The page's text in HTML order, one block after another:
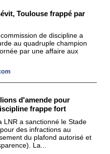
Toulouse frappé par
de discipline a
au quadruple champion
par une affaire aux
d'amende pour
frappe fort
LNR a sanctionné le Stade
des infractions au
du plafond autorisé et
La...